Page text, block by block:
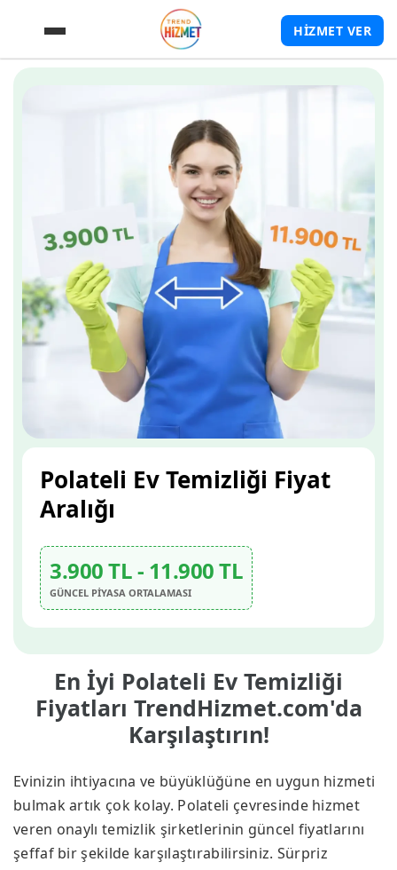
HİZMET VER
En İyi Polateli Ev Temizliği
Fiyatları TrendHizmet.com'da
Karşılaştırın!
Evinizin ihtiyacına ve büyüklüğüne en uygun hizmeti
bulmak artık çok kolay. Polateli çevresinde hizmet
veren onaylı temizlik şirketlerinin güncel fiyatlarını
şeffaf bir şekilde karşılaştırabilirsiniz. Sürpriz
Polateli Ev Temizliği Fiyat
Aralığı
3.900 TL - 11.900 TL
GÜNCEL PİYASA ORTALAMASI